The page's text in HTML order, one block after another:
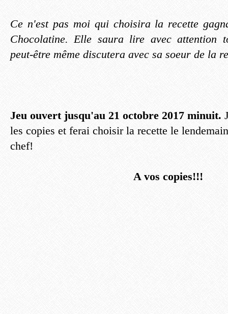
Ce n'est pas moi qui choisira la recette
Chocolatine. Elle saura lire avec attention
peut-être même discutera avec sa soeur de la
Jeu ouvert jusqu'au 21 octobre 2017 minuit.
les copies et ferai choisir la recette le
chef!
A vos copies!!!